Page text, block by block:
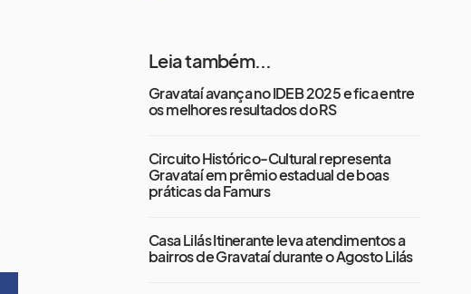
Leia também...
Gravataí avança no IDEB 2025 e fica entre
os melhores resultados do RS
Circuito Histórico-Cultural representa
Gravataí em prêmio estadual de boas
práticas da Famurs
Casa Lilás Itinerante leva atendimentos a
bairros de Gravataí durante o Agosto Lilás